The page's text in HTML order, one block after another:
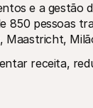
e a gestão
850 pessoas
receita,